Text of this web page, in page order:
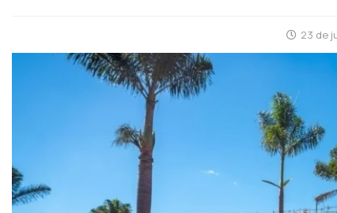
23 de